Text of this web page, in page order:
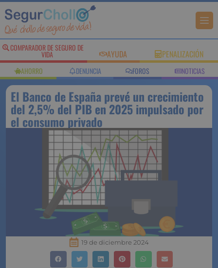
COMPARADOR DE SEGURO DE
VIDA AYUDA PENALIZACIÓN
AHORRO DENUNCIA FOROS NOTICIAS
El Banco de España prevé un crecimiento
del 2,5% del PIB en 2025 impulsado por
el consumo privado
19 de diciembre 2024